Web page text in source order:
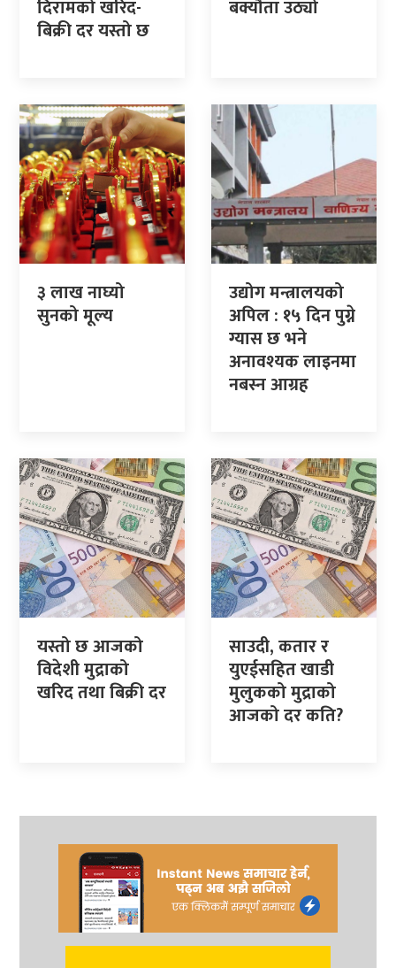
दिरामको खरिद-
बिक्री दर यस्तो छ
बक्यौता उठ्यो
३ लाख नाघ्यो
सुनको मूल्य
उद्योग मन्त्रालयको
अपिल : १५ दिन पुग्ने
ग्यास छ भने
अनावश्यक लाइनमा
नबस्न आग्रह
यस्तो छ आजको
विदेशी मुद्राको
खरिद तथा बिक्री दर
साउदी, कतार र
युएईसहित खाडी
मुलुकको मुद्राको
आजको दर कति?